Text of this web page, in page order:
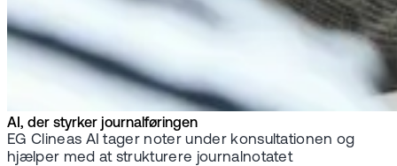
AI, der styrker journalføringen
EG Clineas AI tager noter under konsultationen og
hjælper med at strukturere journalnotatet